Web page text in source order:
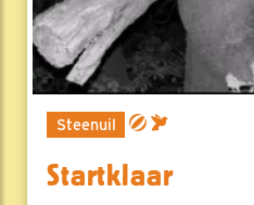
Steenuil
Startklaar